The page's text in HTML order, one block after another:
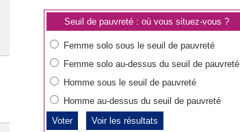
Seuil de pauvreté : où vous situez-vous ?
Femme solo sous le seuil de pauvreté
Femme solo au-dessus du seuil de pauvreté
Homme sous le seuil de pauvreté
Homme au-dessus du seuil de pauvreté
Voir les résultats